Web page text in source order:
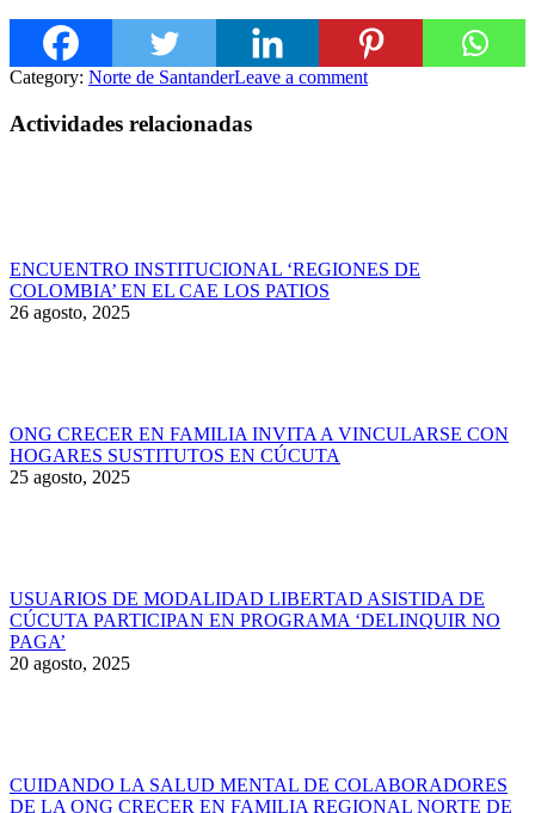
Category: Norte de SantanderLeave a comment
Actividades relacionadas
ENCUENTRO INSTITUCIONAL ‘REGIONES DE
COLOMBIA’ EN EL CAE LOS PATIOS
26 agosto, 2025
ONG CRECER EN FAMILIA INVITA A VINCULARSE CON
HOGARES SUSTITUTOS EN CÚCUTA
25 agosto, 2025
USUARIOS DE MODALIDAD LIBERTAD ASISTIDA DE
CÚCUTA PARTICIPAN EN PROGRAMA ‘DELINQUIR NO
PAGA’
20 agosto, 2025
CUIDANDO LA SALUD MENTAL DE COLABORADORES
DE LA ONG CRECER EN FAMILIA REGIONAL NORTE DE